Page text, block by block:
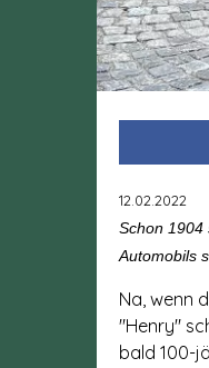
12.02.2022
Schon 1904
Automobils
Na, wenn
"Henry"
bald 100-